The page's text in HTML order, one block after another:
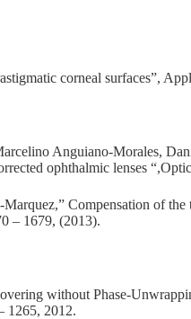
corneal surfaces”,
Anguiano-Morales,
ophthalmic lenses
Compensation of the
– 1679, (2013).
without Phase-
1265, 2012.